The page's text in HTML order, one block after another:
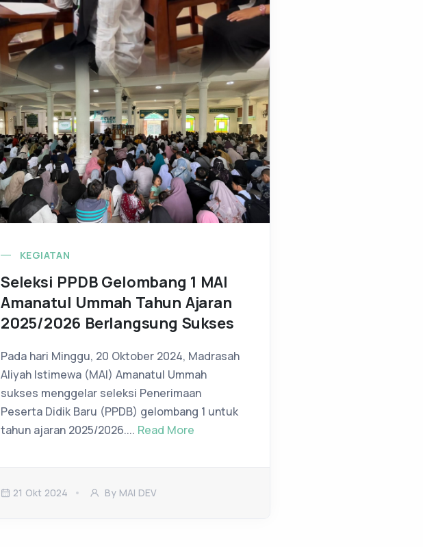
KEGIATAN
Seleksi PPDB Gelombang 1 MAI
Amanatul Ummah Tahun Ajaran
2025/2026 Berlangsung Sukses
Pada hari Minggu, 20 Oktober 2024, Madrasah
Aliyah Istimewa (MAI) Amanatul Ummah
sukses menggelar seleksi Penerimaan
Peserta Didik Baru (PPDB) gelombang 1 untuk
tahun ajaran 2025/2026.... Read More
21 Okt 2024 By MAI DEV